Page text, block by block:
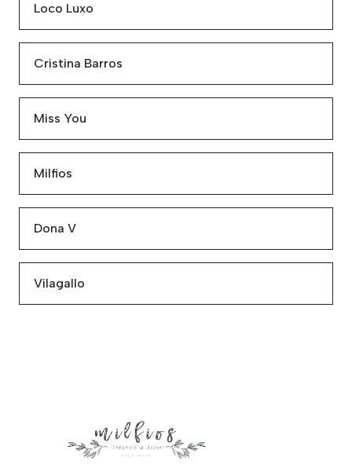
Loco Luxo
Cristina Barros
Miss You
Milfios
Dona V
Vilagallo